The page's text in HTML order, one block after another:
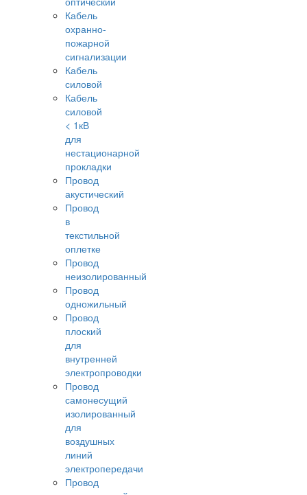
Кабель
охранно-
пожарной
сигнализации
Кабель
силовой
Кабель
силовой
< 1кВ
для
нестационарной
прокладки
Провод
акустический
Провод
в
текстильной
оплетке
Провод
неизолированный
Провод
одножильный
Провод
плоский
для
внутренней
электропроводки
Провод
самонесущий
изолированный
для
воздушных
линий
электропередачи
Провод